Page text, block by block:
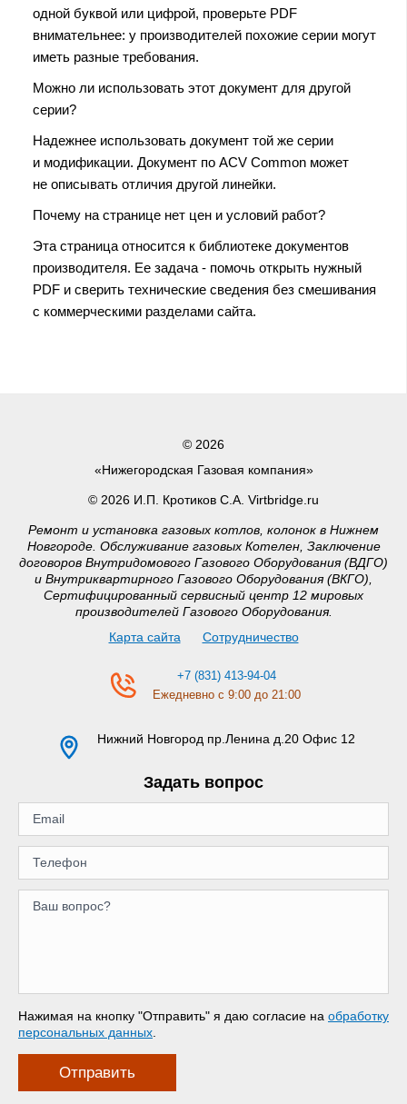
одной буквой или цифрой, проверьте PDF
внимательнее: у производителей похожие серии могут
иметь разные требования.
Можно ли использовать этот документ для другой
серии?
Надежнее использовать документ той же серии
и модификации. Документ по ACV Common может
не описывать отличия другой линейки.
Почему на странице нет цен и условий работ?
Эта страница относится к библиотеке документов
производителя. Ее задача - помочь открыть нужный
PDF и сверить технические сведения без смешивания
с коммерческими разделами сайта.
© 2026
«Нижегородская Газовая компания»
© 2026 И.П. Кротиков С.А. Virtbridge.ru
Ремонт и установка газовых котлов, колонок в Нижнем
Новгороде. Обслуживание газовых Котелен, Заключение
договоров Внутридомового Газового Оборудования (ВДГО)
и Внутриквартирного Газового Оборудования (ВКГО),
Сертифицированный сервисный центр 12 мировых
производителей Газового Оборудования.
Карта сайта
Сотрудничество
+7 (831) 413-94-04
Ежедневно с 9:00 до 21:00
Нижний Новгород пр.Ленина д.20 Офис 12
Задать вопрос
Нажимая на кнопку "Отправить" я даю согласие на обработку
персональных данных
Отправить